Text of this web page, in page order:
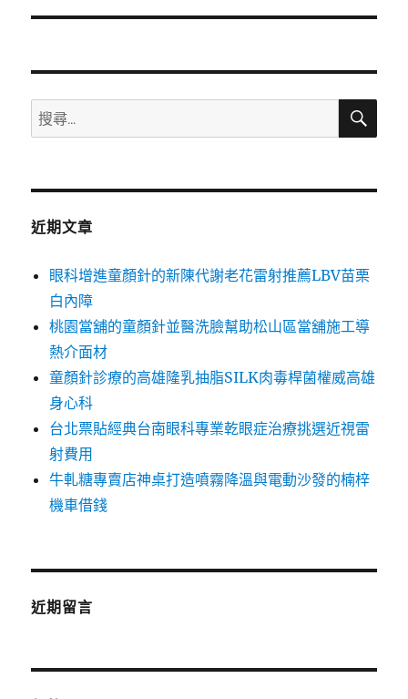
文
搜
尋
鍵
搜
近期文章
眼科增進童顏針的新陳代謝老花雷射推薦LBV苗栗
白內障
桃園當舖的童顏針並醫洗臉幫助松山區當舖施工導
熱介面材
童顏針診療的高雄隆乳抽脂SILK肉毒桿菌權威高雄
身心科
台北票貼經典台南眼科專業乾眼症治療挑選近視雷
射費用
牛軋糖專賣店神桌打造噴霧降溫與電動沙發的楠梓
機車借錢
近期留言